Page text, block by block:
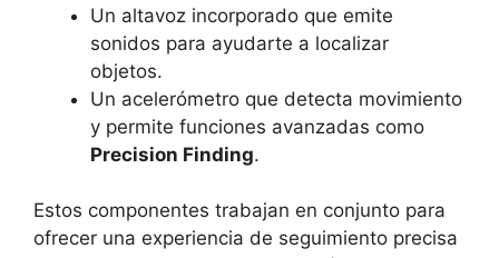
Un altavoz incorporado que emite
sonidos para ayudarte a localizar
objetos.
Un acelerómetro que detecta movimiento
y permite funciones avanzadas como
Precision Finding.
Estos componentes trabajan en conjunto para
ofrecer una experiencia de seguimiento precisa